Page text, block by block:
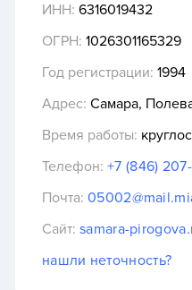
ИНН: 6316019432
ОГРН: 1026301165329
Год регистрации: 1994
Адрес: Самара,
Время работы:
Телефон: +7 (846) 207-
Почта:
Сайт: samara-
нашли неточность?